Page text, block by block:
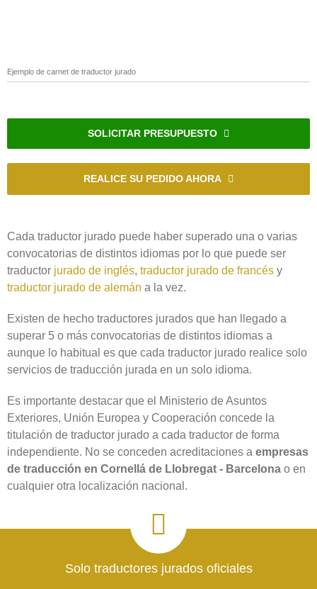
Ejemplo de carnet de traductor jurado
SOLICITAR PRESUPUESTO
REALICE SU PEDIDO AHORA
Cada traductor jurado puede haber superado una o varias
convocatorias de distintos idiomas por lo que puede ser
traductor jurado de inglés, traductor jurado de francés y
traductor jurado de alemán a la vez.
Existen de hecho traductores jurados que han llegado a
superar 5 o más convocatorias de distintos idiomas a
aunque lo habitual es que cada traductor jurado realice solo
servicios de traducción jurada en un solo idioma.
Es importante destacar que el Ministerio de Asuntos
Exteriores, Unión Europea y Cooperación concede la
titulación de traductor jurado a cada traductor de forma
independiente. No se conceden acreditaciones a empresas
de traducción en Cornellá de Llobregat - Barcelona o en
cualquier otra localización nacional.
Solo traductores jurados oficiales